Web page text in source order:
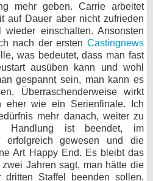
mehr geben. Carrie arbeitet
auf Dauer aber nicht zufrieden
einschalten. Ansonsten
nach der ersten Castingnews
was bedeutet, dass man fast
ausüben kann und wohl
gespannt sein, man kann es
Überraschenderweise wirkt
eher wie ein Serienfinale. Ich
mehr danach, weiter zu
Handlung ist beendet, im
erfolgreich gewesen und die
Art Happy End. Es bleibt das
Jahren sagt, man hätte die
Staffel beenden sollen.